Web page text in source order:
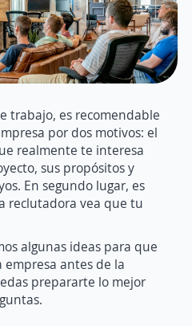
trabajo, es recomendable
por dos motivos: el
realmente te interesa
sus propósitos y
En segundo lugar, es
reclutadora vea que tu
algunas ideas para que
empresa antes de la
prepararte lo mejor